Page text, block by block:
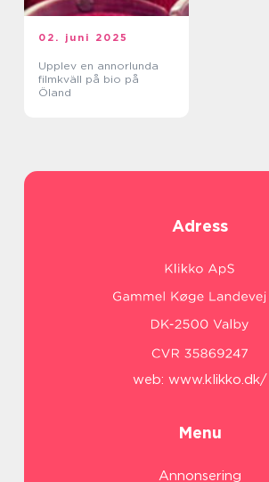
02. juni 2025
Upplev en annorlunda
filmkväll på bio på
Öland
Adress
web: www.klikko.dk/
Menu
Annonsering